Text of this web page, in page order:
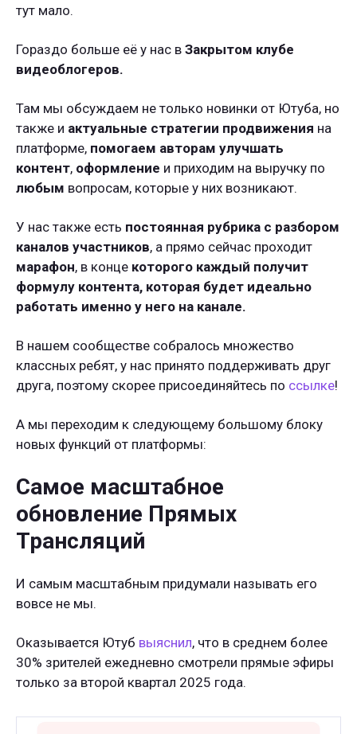
тут мало.
Гораздо больше её у нас в Закрытом клубе
видеоблогеров.
Там мы обсуждаем не только новинки от Ютуба, но
также и актуальные стратегии продвижения на
платформе, помогаем авторам улучшать
контент, оформление и приходим на выручку по
любым вопросам, которые у них возникают.
У нас также есть постоянная рубрика с разбором
каналов участников, а прямо сейчас проходит
марафон, в конце которого каждый получит
формулу контента, которая будет идеально
работать именно у него на канале.
В нашем сообществе собралось множество
классных ребят, у нас принято поддерживать друг
друга, поэтому скорее присоединяйтесь по ссылке!
А мы переходим к следующему большому блоку
новых функций от платформы:
Самое масштабное
обновление Прямых
Трансляций
И самым масштабным придумали называть его
вовсе не мы.
Оказывается Ютуб выяснил, что в среднем более
30% зрителей ежедневно смотрели прямые эфиры
только за второй квартал 2025 года.